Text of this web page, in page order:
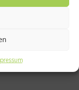
eigentlich normal?